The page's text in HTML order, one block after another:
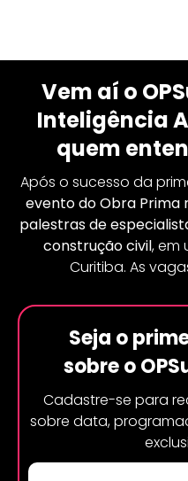
Vem aí o
Inteligência
quem
Após o sucesso da
evento do Obra Prima
palestras de
construção civil, em
Curitiba. As
Seja o
sobre o
Cadastre-se para
sobre data,